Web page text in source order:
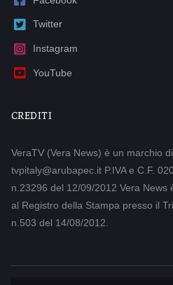
Twitter
Instagram
YouTube
CREDITI
VeraTV (Vera News) è un marchio
tvpitaly@arubapec.it P.IVA e C.F.
n.23296 del 12/09/2012 Vera News
al Registro della Stampa presso il
n.503 del 14/08/2012.